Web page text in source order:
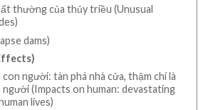
thường của thủy triều (Unusual
dams)
con người: tàn phá nhà cửa, thậm chí là
(Impacts on human: devastating
lives)